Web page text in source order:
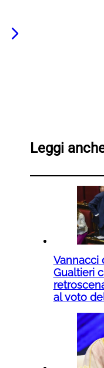
Leggi
Vannacci
Gualtieri
al voto